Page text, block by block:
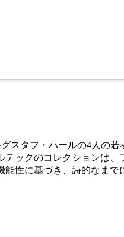
スタフ・ハールの4人の
ックのコレクションは
性に基づき、詩的なま